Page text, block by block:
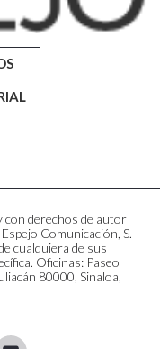
con derechos de autor
Comunicación, S.
cualquiera de sus
Oficinas: Paseo
80000, Sinaloa,